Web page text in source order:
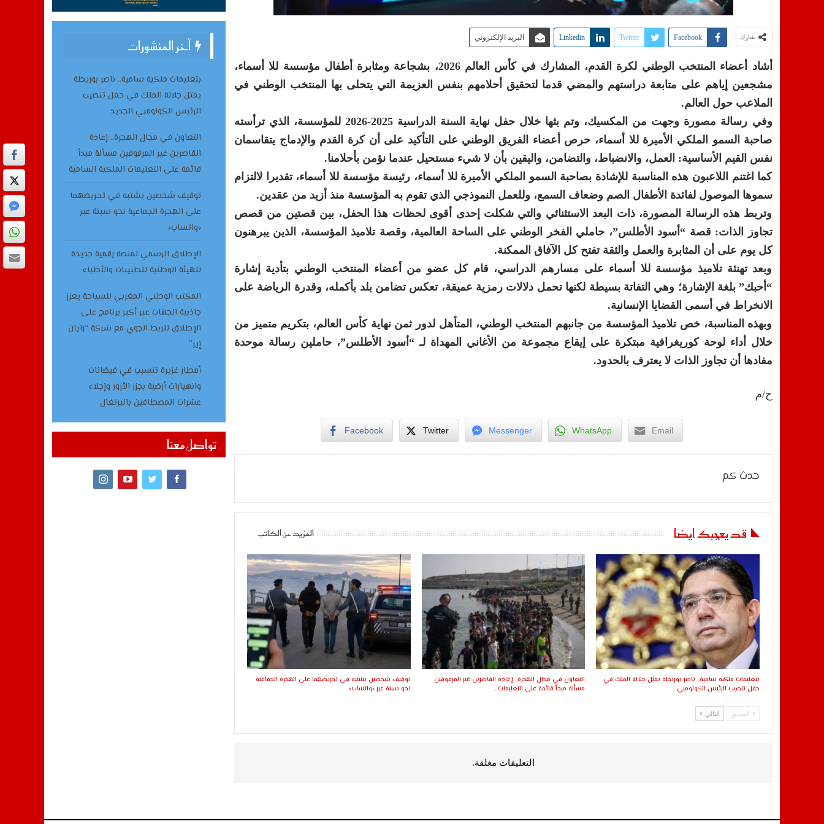
شارك Facebook
Twitter
Linkedin البريد الإلكتروني
أشاد أعضاء المنتخب الوطني لكرة القدم، المشارك في كأس العالم 2026، بشجاعة ومثابرة أطفال مؤسسة للا أسماء،
مشجعين إياهم على متابعة دراستهم والمضي قدما لتحقيق أحلامهم بنفس العزيمة التي يتحلى بها المنتخب الوطني في
الملاعب حول العالم.
وفي رسالة مصورة وجهت من المكسيك، وتم بثها خلال حفل نهاية السنة الدراسية 2025-2026 للمؤسسة، الذي ترأسته
صاحبة السمو الملكي الأميرة للا أسماء، حرص أعضاء الفريق الوطني على التأكيد على أن كرة القدم والإدماج يتقاسمان
نفس القيم الأساسية: العمل، والانضباط، والتضامن، واليقين بأن لا شيء مستحيل عندما نؤمن بأحلامنا.
كما اغتنم اللاعبون هذه المناسبة للإشادة بصاحبة السمو الملكي الأميرة للا أسماء، رئيسة مؤسسة للا أسماء، تقديرا لالتزام
سموها الموصول لفائدة الأطفال الصم وضعاف السمع، وللعمل النموذجي الذي تقوم به المؤسسة منذ أزيد من عقدين.
وتربط هذه الرسالة المصورة، ذات البعد الاستثنائي والتي شكلت إحدى أقوى لحظات هذا الحفل، بين قصتين من قصص
تجاوز الذات: قصة “أسود الأطلس”، حاملي الفخر الوطني على الساحة العالمية، وقصة تلاميذ المؤسسة، الذين يبرهنون
كل يوم على أن المثابرة والعمل والثقة تفتح كل الآفاق الممكنة.
وبعد تهنئة تلاميذ مؤسسة للا أسماء على مسارهم الدراسي، قام كل عضو من أعضاء المنتخب الوطني بتأدية إشارة
“أحبك” بلغة الإشارة؛ وهي التفاتة بسيطة لكنها تحمل دلالات رمزية عميقة، تعكس تضامن بلد بأكمله، وقدرة الرياضة على
الانخراط في أسمى القضايا الإنسانية.
وبهذه المناسبة، خص تلاميذ المؤسسة من جانبهم المنتخب الوطني، المتأهل لدور ثمن نهاية كأس العالم، بتكريم متميز من
خلال أداء لوحة كوريغرافية مبتكرة على إيقاع مجموعة من الأغاني المهداة لـ “أسود الأطلس”، حاملين رسالة موحدة
مفادها أن تجاوز الذات لا يعترف بالحدود.
ح/م
Facebook Twitter Messenger WhatsApp Email
حدث كم
قد يعجبك ايضا المزيد عن الكاتب
بتعليمات ملكية سامية.. ناصر بوريطة يمثل جلالة الملك في
حفل تنصيب الرئيس الكولومبي…
التعاون في مجال الهجرة.. إعادة القاصرين غير المرفوقين
مسألة مبدأ قائمة على التعليمات…
توقيف شخصين يشتبه في تحريضهما على الهجرة الجماعية
نحو سبتة عبر «واتساب»
السابق التالي
التعليقات مغلقة.
آخر المنشورات
بتعليمات ملكية سامية.. ناصر بوريطة
يمثل جلالة الملك في حفل تنصيب
الرئيس الكولومبي الجديد
التعاون في مجال الهجرة.. إعادة
القاصرين غير المرفوقين مسألة مبدأ
قائمة على التعليمات الملكية السامية
توقيف شخصين يشتبه في تحريضهما
على الهجرة الجماعية نحو سبتة عبر
«واتساب»
الإطلاق الرسمي لمنصة رقمية جديدة
للهيئة الوطنية للطبيبات والأطباء
المكتب الوطني المغربي للسياحة يعزز
جاذبية الجهات عبر أكبر برنامج على
الإطلاق للربط الجوي مع شركة “رايان
إير”
أمطار غزيرة تتسبب في فيضانات
وانهيارات أرضية بجزر الأزور وإجلاء
عشرات المصطافين بالبرتغال
تواصل معنا